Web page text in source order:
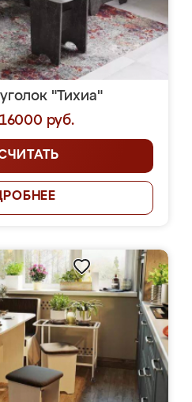
"Тихиа"
руб.